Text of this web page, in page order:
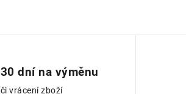
30 dní na výměnu
či vrácení zboží